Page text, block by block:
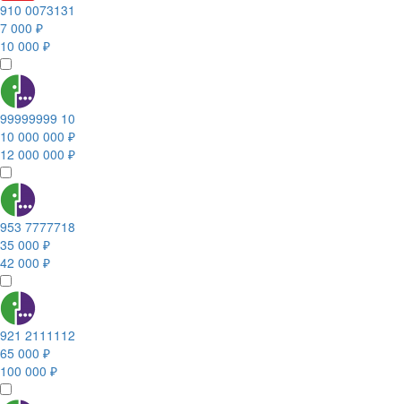
910 0073131
7 000 ₽
10 000 ₽
99999999 10
10 000 000 ₽
12 000 000 ₽
953 7777718
35 000 ₽
42 000 ₽
921 2111112
65 000 ₽
100 000 ₽